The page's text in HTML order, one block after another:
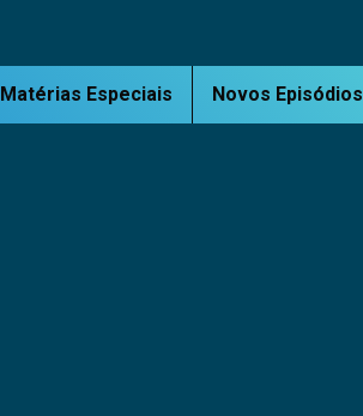
Matérias Especiais Novos Episódios